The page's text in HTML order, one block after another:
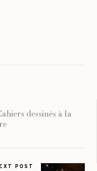
dessinés à la
POST